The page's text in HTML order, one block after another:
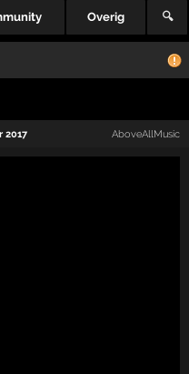
Overig 🔍
2017 AboveAllMusic